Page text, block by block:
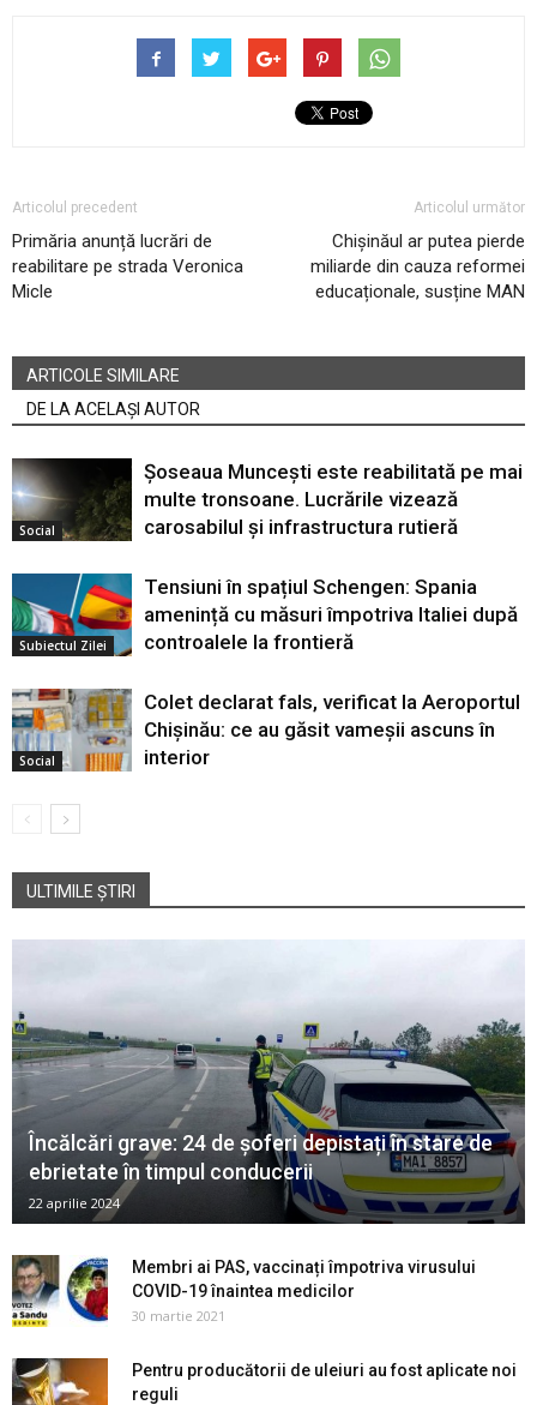
Articolul precedent
Primăria anunță lucrări de
reabilitare pe strada Veronica
Micle
Articolul următor
Chișinăul ar putea pierde
miliarde din cauza reformei
educaționale, susține MAN
ARTICOLE SIMILARE
DE LA ACELAȘI AUTOR
Social
Șoseaua Muncești este reabilitată pe mai
multe tronsoane. Lucrările vizează
carosabilul și infrastructura rutieră
Subiectul Zilei
Tensiuni în spațiul Schengen: Spania
amenință cu măsuri împotriva Italiei după
controalele la frontieră
Social
Colet declarat fals, verificat la Aeroportul
Chișinău: ce au găsit vameșii ascuns în
interior
ULTIMILE ȘTIRI
Încălcări grave: 24 de șoferi depistați în stare de
ebrietate în timpul conducerii
22 aprilie 2024
Membri ai PAS, vaccinați împotriva virusului
COVID-19 înaintea medicilor
30 martie 2021
Pentru producătorii de uleiuri au fost aplicate noi
reguli